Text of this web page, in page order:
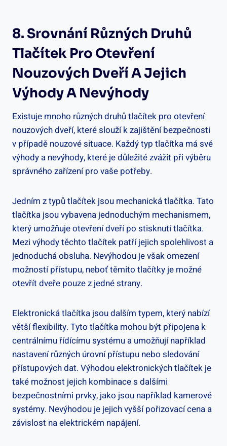
8. Srovnání Různých Druhů
Tlačítek Pro Otevření
Nouzových Dveří A Jejich
Výhody A Nevýhody
Existuje mnoho různých druhů tlačítek pro otevření
nouzových dveří, které slouží k zajištění bezpečnosti
v případě nouzové situace. Každý typ tlačítka má své
výhody a nevýhody, které je důležité zvážit při výběru
správného zařízení pro vaše potřeby.
Jedním z typů tlačítek jsou mechanická tlačítka. Tato
tlačítka jsou vybavena jednoduchým mechanismem,
který umožňuje otevření dveří po stisknutí tlačítka.
Mezi výhody těchto tlačítek patří jejich spolehlivost a
jednoduchá obsluha. Nevýhodou je však omezení
možností přístupu, neboť těmito tlačítky je možné
otevřít dveře pouze z jedné strany.
Elektronická tlačítka jsou dalším typem, který nabízí
větší flexibility. Tyto tlačítka mohou být připojena k
centrálnímu řídícímu systému a umožňují například
nastavení různých úrovní přístupu nebo sledování
přístupových dat. Výhodou elektronických tlačítek je
také možnost jejich kombinace s dalšími
bezpečnostními prvky, jako jsou například kamerové
systémy. Nevýhodou je jejich vyšší pořizovací cena a
závislost na elektrickém napájení.